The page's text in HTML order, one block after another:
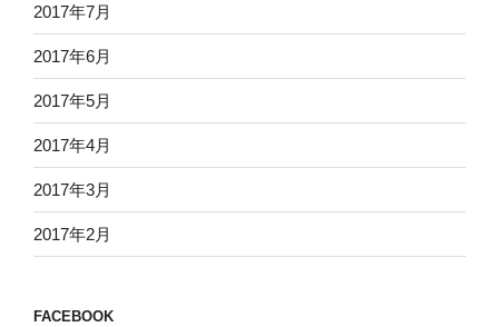
2017年7月
2017年6月
2017年5月
2017年4月
2017年3月
2017年2月
FACEBOOK